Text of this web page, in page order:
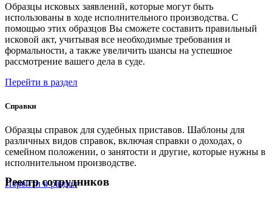
Образцы исковых заявлений, которые могут быть
использованы в ходе исполнительного производства. С
помощью этих образцов Вы сможете составить правильный
исковой акт, учитывая все необходимые требования и
формальности, а также увеличить шансы на успешное
рассмотрение вашего дела в суде.
Перейти в раздел
Справки
Образцы справок для судебных приставов. Шаблоны для
различных видов справок, включая справки о доходах, о
семейном положении, о занятости и другие, которые нужны в
исполнительном производстве.
Перейти в раздел
Реестр сотрудников